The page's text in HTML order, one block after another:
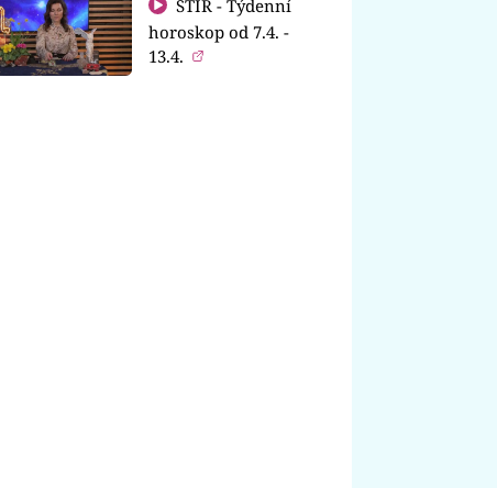
ŠTÍR - Týdenní
horoskop od 7.4. -
13.4.